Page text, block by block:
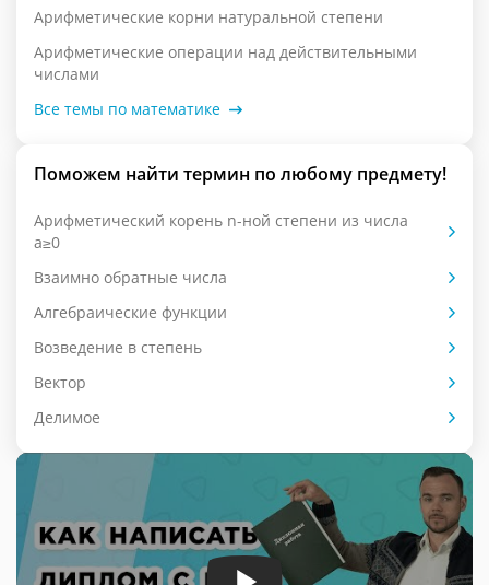
Арифметические корни натуральной степени
Арифметические операции над действительными
числами
Все темы по математике
Поможем найти термин по любому предмету!
Арифметический корень n-ной степени из числа
a≥0
Взаимно обратные числа
Алгебраические функции
Возведение в степень
Вектор
Делимое